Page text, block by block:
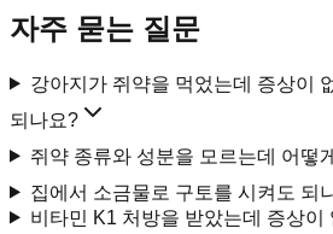
자주 묻는 질문
강아지가 쥐약을 먹었는데 증상이
되나요?
쥐약 종류와 성분을 모르는데 어떻
집에서 소금물로 구토를 시켜도 되
비타민 K1 처방을 받았는데 증상이